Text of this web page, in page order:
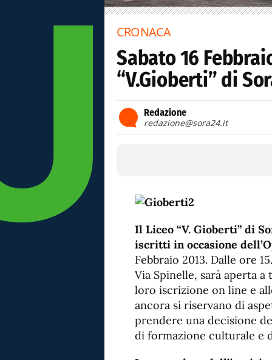
CRONACA
Sabato 16
“V.Gioberti” di
Redazione
redazione@sora24.it
Il Liceo “V. Gioberti” di
iscritti in occasione
Febbraio 2013. Dalle ore
Via Spinelle, sarà aperta
loro iscrizione on line e
ancora si riservano di
prendere una decisione
di formazione culturale e